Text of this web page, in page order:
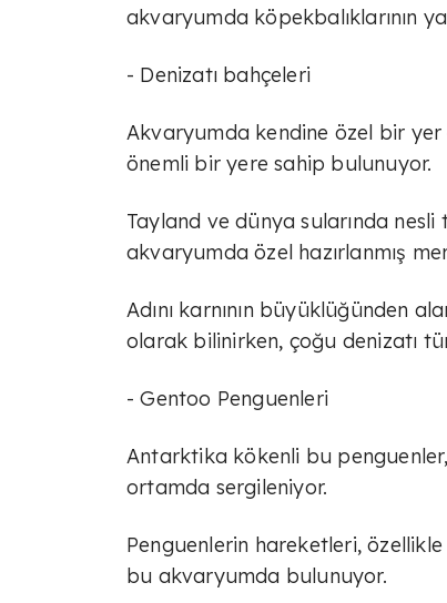
akvaryumda köpekbalıklarının
- Denizatı bahçeleri
Akvaryumda kendine özel bir yer
önemli bir yere sahip bulunuyor.
Tayland ve dünya sularında nesli
akvaryumda özel hazırlanmış
Adını karnının büyüklüğünden
olarak bilinirken, çoğu denizatı
- Gentoo Penguenleri
Antarktika kökenli bu
ortamda sergileniyor.
Penguenlerin hareketleri,
bu akvaryumda bulunuyor.